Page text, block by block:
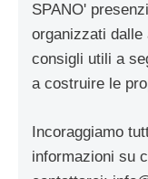
SPANO'
organizzati dalle
consigli utili a
a costruire le
Incoraggiamo
informazioni su